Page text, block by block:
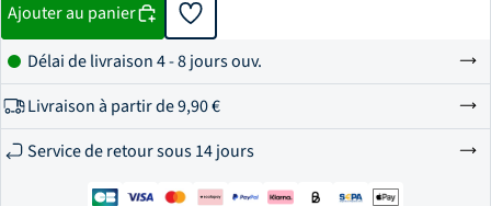
Ajouter au panier
Délai de livraison 4 - 8 jours ouv.
Livraison à partir de9,90 €
Service de retour sous 14 jours